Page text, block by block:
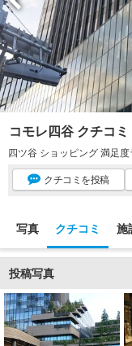
コモレ四谷 クチコ
四ツ谷 ショッピング 満足
クチコミ を投稿
写真 クチコミ 施
投稿写真